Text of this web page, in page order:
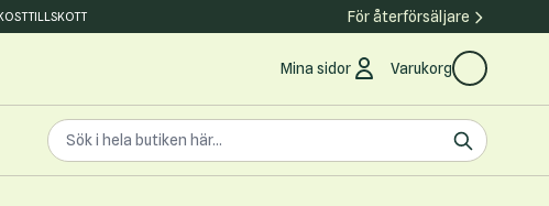
För återförsäljare
Mina sidor Varukorg
Search the store
Sök